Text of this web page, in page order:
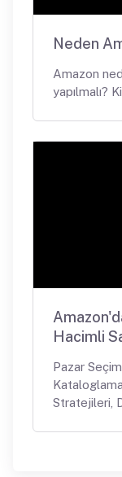
Neden
Amazon
yapılmalı?
Hacimli
Pazar
Stratejileri,